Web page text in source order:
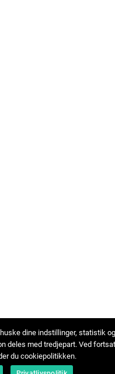
dine indstillinger, statistik
deles med tredjepart. Ved
du cookiepolitikken.